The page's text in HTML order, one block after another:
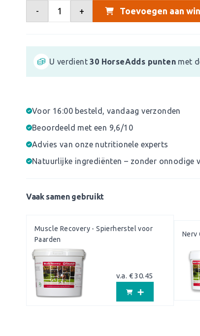
- + Toevoegen aan
U verdient30 HorseAdds punten met
Voor 16:00 besteld, vandaag verzonden
Beoordeeld met een 9,6/10
Advies van onze nutritionele experts
Natuurlijke ingrediënten – zonder onnodige
Vaak samen gebruikt
Muscle Recovery - Spierherstel voor
Paarden
v.a. € 30.45
Nerv